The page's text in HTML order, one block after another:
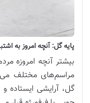
پایه گل: آنچه امروز به
بیشتر آنچه امروزه
مراسم‌های مختلف
گل، آرایشی ایستاده